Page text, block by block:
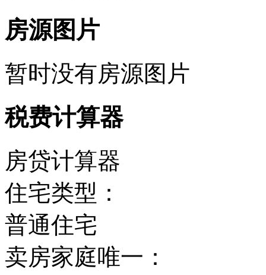
房源图片
暂时没有房源图片
税费计算器
房贷计算器
住宅类型：
普通住宅
卖房家庭唯一：